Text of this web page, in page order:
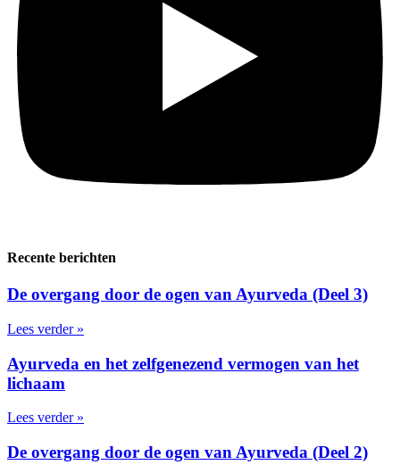
Recente berichten
De overgang door de ogen van Ayurveda (Deel 3)
Lees verder »
Ayurveda en het zelfgenezend vermogen van het
lichaam
Lees verder »
De overgang door de ogen van Ayurveda (Deel 2)